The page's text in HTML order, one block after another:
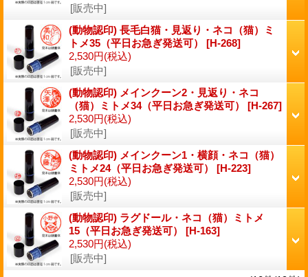
[販売中]
(動物認印) 長毛白猫・見返り・ネコ（猫）ミ
トメ35（平日お急ぎ発送可） [H-268]
2,530円(税込)
[販売中]
(動物認印) メインクーン2・見返り・ネコ
（猫）ミトメ34（平日お急ぎ発送可） [H-267]
2,530円(税込)
[販売中]
(動物認印) メインクーン1・横顔・ネコ（猫）
ミトメ24（平日お急ぎ発送可） [H-223]
2,530円(税込)
[販売中]
(動物認印) ラグドール・ネコ（猫）ミトメ
15（平日お急ぎ発送可） [H-163]
2,530円(税込)
[販売中]